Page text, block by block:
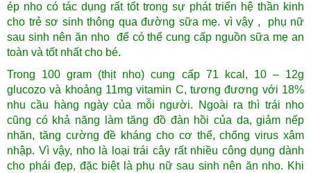
ép nho có tác dụng rất tốt trong sự phát triển hệ thần kinh
cho trẻ sơ sinh thông qua đường sữa mẹ. vì vậy , phụ nữ
sau sinh nên ăn nho để có thể cung cấp nguồn sữa mẹ an
toàn và tốt nhất cho bé.
Trong 100 gram (thịt nho) cung cấp 71 kcal, 10 – 12g
glucozo và khoảng 11mg vitamin C, tương đương với 18%
nhu cầu hàng ngày của mỗi người. Ngoài ra thì trái nho
cũng có khả năng làm tăng đồ đàn hồi của da, giảm nếp
nhăn, tăng cường đề kháng cho cơ thể, chống virus xâm
nhập. Vì vậy, nho là loại trái cây rất nhiều công dụng dành
cho phái đẹp, đặc biệt là phụ nữ sau sinh nên ăn nho. Khi